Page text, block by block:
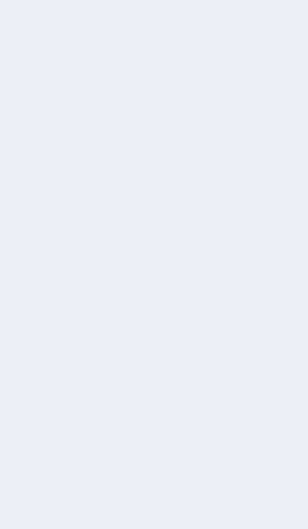
عربية ودولية واسعة للتصعيد